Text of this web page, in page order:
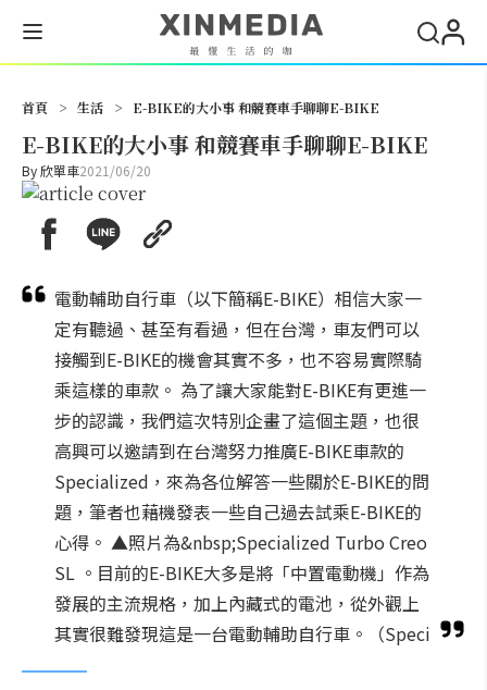
首頁 > 生活 > E-BIKE的大小事 和競賽車手聊聊E-BIKE
E-BIKE的大小事 和競賽車手聊聊E-BIKE
By欣單車2021/06/20
電動輔助自行車（以下簡稱E-BIKE）相信大家一
定有聽過、甚至有看過，但在台灣，車友們可以
接觸到E-BIKE的機會其實不多，也不容易實際騎
乘這樣的車款。 為了讓大家能對E-BIKE有更進一
步的認識，我們這次特別企畫了這個主題，也很
高興可以邀請到在台灣努力推廣E-BIKE車款的
Specialized，來為各位解答一些關於E-BIKE的問
題，筆者也藉機發表一些自己過去試乘E-BIKE的
心得。 ▲照片為&nbsp;Specialized Turbo Creo
SL 。目前的E-BIKE大多是將「中置電動機」作為
發展的主流規格，加上內藏式的電池，從外觀上
其實很難發現這是一台電動輔助自行車。（Speci